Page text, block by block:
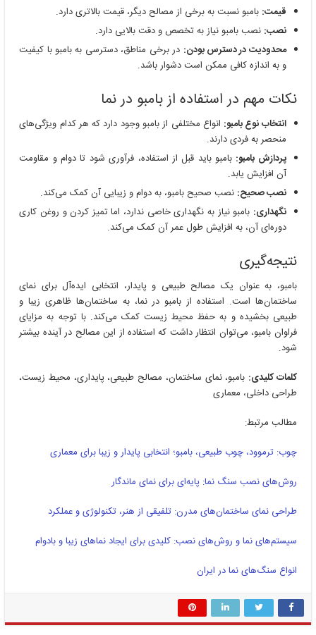
قیمت: بامبو نسبت به برخی از مصالح دیگر، قیمت بالاتری دارد.
نصب: نصب بامبو نیاز به تخصص و دقت بالایی دارد.
محدودیت در دسترس بودن: در برخی مناطق، دسترسی به بامبو با کیفیت
و به اندازه کافی ممکن است دشوار باشد.
نکات مهم در استفاده از بامبو در نما
انتخاب نوع بامبو: انواع مختلفی از بامبو وجود دارد که هر کدام ویژگی‌های
منحصر به فردی دارند.
پردازش بامبو: بامبو باید قبل از استفاده، فرآوری شود تا دوام و مقاومت
آن افزایش یابد.
نصب صحیح: نصب صحیح بامبو، به دوام و زیبایی آن کمک می‌کند.
نگهداری: بامبو نیاز به نگهداری خاصی ندارد، اما تمیز کردن و روغن کاری
دوره‌ای آن، به افزایش طول عمر آن کمک می‌کند.
نتیجه‌گیری
بامبو، به عنوان یک مصالح طبیعی و پایدار، انتخابی ایده‌آل برای نمای
ساختمان‌ها است. استفاده از بامبو در نما، به ساختمان‌ها ظاهری زیبا و
طبیعی بخشیده و به حفظ محیط زیست کمک می‌کند. با توجه به مزایای
فراوان بامبو، می‌توان انتظار داشت که استفاده از این مصالح در آینده بیشتر
شود.
کلمات کلیدی: بامبو، نمای ساختمان، مصالح طبیعی، پایداری، محیط زیست،
طراحی داخلی، معماری
مطالب مرتبط:
چوب: ترموود، چوب طبیعی، بامبو؛ انتخابی پایدار و زیبا برای معماری
روش‌های نصب سنگ نما: پایه‌ای برای نمای ماندگار
طراحی نمای ساختمان‌های مدرن: تلفیقی از هنر، تکنولوژی و عملکرد
سیستم‌های نما و روش‌های نصب: کلیدی برای ایجاد نماهای زیبا و بادوام
انواع سنگ‌های نما در ایران